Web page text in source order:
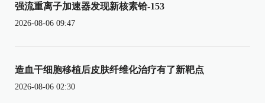
强流重离子加速器发现新核素铪-153
2026-08-06 09:47
造血干细胞移植后皮肤纤维化治疗有了新靶点
2026-08-06 02:30